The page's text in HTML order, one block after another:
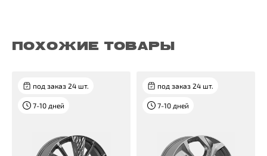
ПОХОЖИЕ ТОВАРЫ
под заказ 24 шт.
7-10 дней
под заказ 24 шт.
7-10 дней